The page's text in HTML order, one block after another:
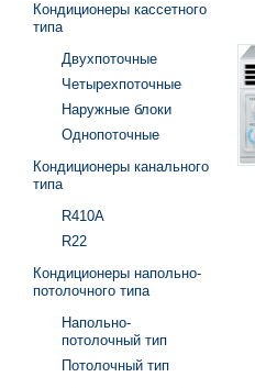
Кондиционеры кассетного
типа
Двухпоточные
Четырехпоточные
Наружные блоки
Однопоточные
Кондиционеры канального
типа
R410A
R22
Кондиционеры напольно-
потолочного типа
Напольно-
потолочный тип
Потолочный тип